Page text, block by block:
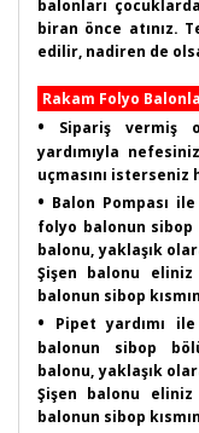
balonları
biran önce atınız.
edilir, nadiren de
Rakam Folyo
•
Sipariş vermiş
yardımıyla
uçmasını
• Balon Pompası
folyo balonun sibop
balonu, yaklaşık
Şişen balonu
balonun sibop
•
Pipet yardımı
balonun sibop
balonu, yaklaşık
Şişen balonu
balonun sibop